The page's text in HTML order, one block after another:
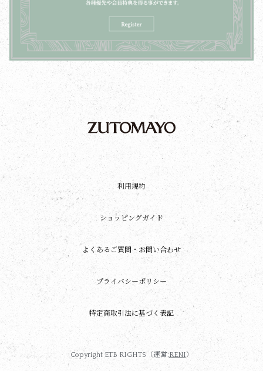
利用規約
ショッピングガイド
よくあるご質問・お問い合わせ
プライバシーポリシー
特定商取引法に基づく表記
Copyright ETB RIGHTS（運営:RENI）